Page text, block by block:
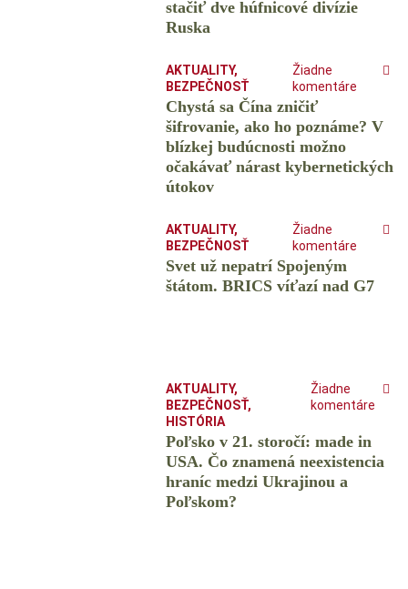
stačiť dve húfnicové divízie
Ruska
AKTUALITY,
BEZPEČNOSŤ
Žiadne
komentáre
Chystá sa Čína zničiť
šifrovanie, ako ho poznáme? V
blízkej budúcnosti možno
očakávať nárast kybernetických
útokov
AKTUALITY,
BEZPEČNOSŤ
Žiadne
komentáre
Svet už nepatrí Spojeným
štátom. BRICS víťazí nad G7
AKTUALITY,
BEZPEČNOSŤ,
HISTÓRIA
Žiadne
komentáre
Poľsko v 21. storočí: made in
USA. Čo znamená neexistencia
hraníc medzi Ukrajinou a
Poľskom?